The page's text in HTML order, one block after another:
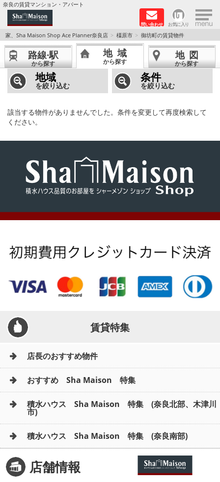
奈良の賃貸マンション・アパート
問い合わせ お気に入り ×
TOPページ
Foreigners welcome！
店長のおすすめ物件
積水ハウス Sha Maison 特集 (奈良北部、木津川
積水ハウス Sha Maison 特集 (奈良南部)
路線·駅から探す
AcePlanner公式ライン
リフォーム のことなら！
住宅型有料老人 Ｆｌｅｕｒａｇｅ
店舗情報·アクセス
会社概要
メールでお問い合わせ
家、Sha Maison Shop Ace Planner奈良店 橿原市 御坊町の賃貸物件
路線·駅
から探す
地域
から探す
地図
から探す
地域
を絞り込む
条件
を絞り込む
該当する物件がありませんでした。条件を変更して再度検索して
ください。
賃貸特集
店長のおすすめ物件
おすすめ Sha Maison 特集
積水ハウス Sha Maison 特集 (奈良北部、木津川
市)
積水ハウス Sha Maison 特集 (奈良南部)
店舗情報